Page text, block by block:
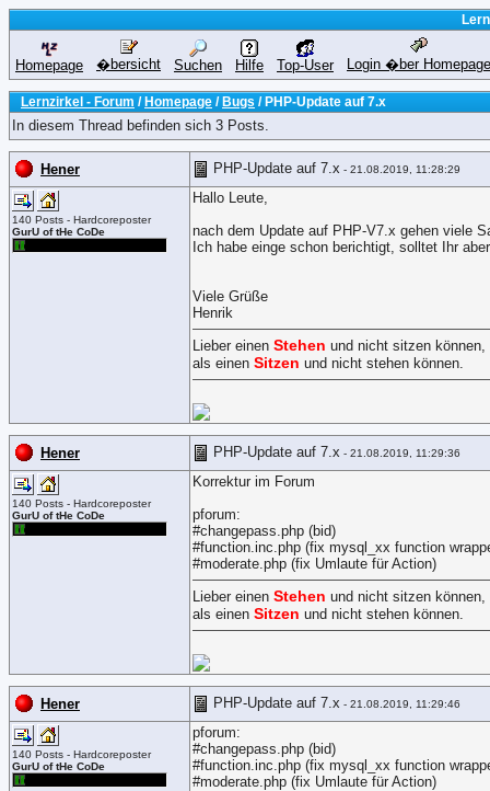
Homepage �bersicht Suchen Hilfe Top-User Login �ber Homepage
Lernzirkel - Forum / Homepage / Bugs / PHP-Update auf 7.x
In diesem Thread befinden sich 3 Posts.
Hener PHP-Update auf 7.x - 21.08.2019, 11:28:29
140 Posts - Hardcoreposter
GurU of tHe CoDe
Hallo Leute,
nach dem Update auf PHP-V7.x gehen viele
Ich habe einge schon berichtigt, solltet Ihr
Viele Grüße
Henrik
Lieber einen Stehen und nicht sitzen können,
als einen Sitzen und nicht stehen können.
Hener PHP-Update auf 7.x - 21.08.2019, 11:29:36
140 Posts - Hardcoreposter
GurU of tHe CoDe
Korrektur im Forum
pforum:
#changepass.php (bid)
#function.inc.php (fix mysql_xx function
#moderate.php (fix Umlaute für Action)
Lieber einen Stehen und nicht sitzen können,
als einen Sitzen und nicht stehen können.
Hener PHP-Update auf 7.x - 21.08.2019, 11:29:46
140 Posts - Hardcoreposter
GurU of tHe CoDe
pforum:
#changepass.php (bid)
#function.inc.php (fix mysql_xx function
#moderate.php (fix Umlaute für Action)